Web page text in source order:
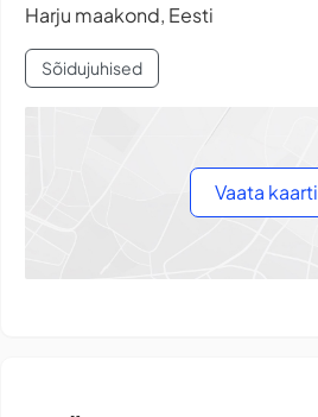
Harju maakond, Eesti
Sõidujuhised
Vaata kaarti